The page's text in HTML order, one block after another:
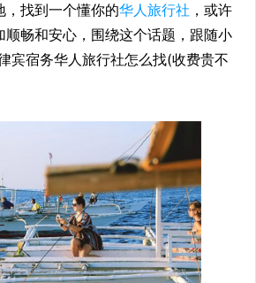
，找到一个懂你的华人旅行社 ，或许
顺畅和安心，围绕这个话题，跟随小
宾宿务华人旅行社怎么找(收费贵不